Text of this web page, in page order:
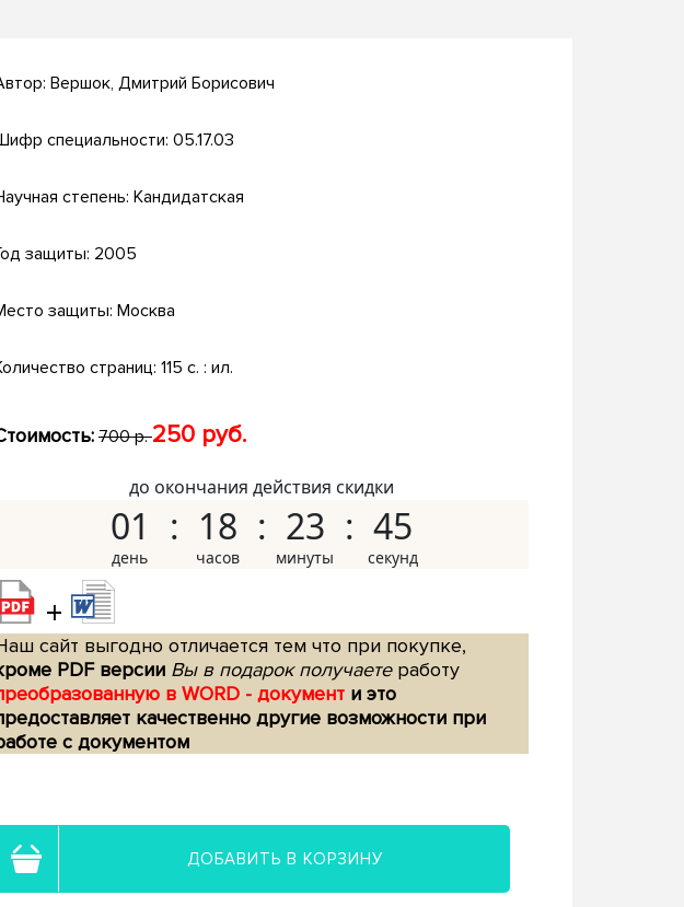
Вершок, Дмитрий Борисович
специальности: 05.17.03
степень: Кандидатская
защиты: 2005
защиты: Москва
страниц: 115 с. : ил.
700 р.250 руб.
до окончания действия скидки
01 18 23 44
+
сайт выгодно отличается тем что при покупке,
PDF версии Вы в подарок получаетеработу
в WORD - документ и это
качественно другие возможности при
с документом
ДОБАВИТЬ В КОРЗИНУ